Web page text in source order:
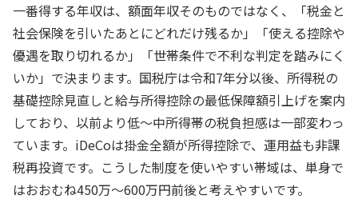
一番得する年収は、額面年収そのものではなく、「税金と
社会保険を引いたあとにどれだけ残るか」「使える控除や
優遇を取り切れるか」「世帯条件で不利な判定を踏みにく
いか」で決まります。国税庁は令和7年分以後、所得税の
基礎控除見直しと給与所得控除の最低保障額引上げを案内
しており、以前より低〜中所得帯の税負担感は一部変わっ
ています。iDeCoは掛金全額が所得控除で、運用益も非課
税再投資です。こうした制度を使いやすい帯域は、単身で
はおおむね450万〜600万円前後と考えやすいです。